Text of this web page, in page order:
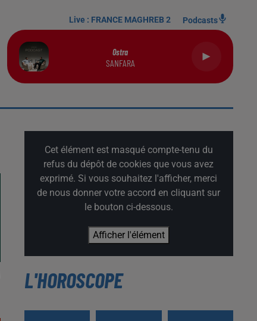
Live : FRANCE MAGHREB 2 Podcasts
Ostra
SANFARA
Cet élément est masqué compte-tenu du
refus du dépôt de cookies que vous avez
exprimé. Si vous souhaitez l'afficher, merci
de nous donner votre accord en cliquant sur
le bouton ci-dessous.
Afficher l'élément
L'HOROSCOPE